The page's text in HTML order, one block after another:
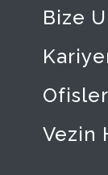
Bize
Vezin